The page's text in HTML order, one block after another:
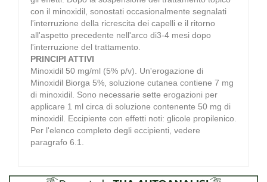
con il minoxidil, sonostati occasionalmente segnalati
l'interruzione della ricrescita dei capelli e il ritorno
all'aspetto precedente nell'arco di3-4 mesi dopo
l'interruzione del trattamento.
PRINCIPI ATTIVI
Minoxidil 50 mg/ml (5% p/v). Un'erogazione di
Minoxidil Biorga 5%, soluzione cutanea contiene 7 mg
di minoxidil. Sono necessarie sette erogazioni per
applicare 1 ml circa di soluzione contenente 50 mg di
minoxidil. Eccipiente con effetti noti: glicole propilenico.
Per l'elenco completo degli eccipienti, vedere
paragrafo 6.1.